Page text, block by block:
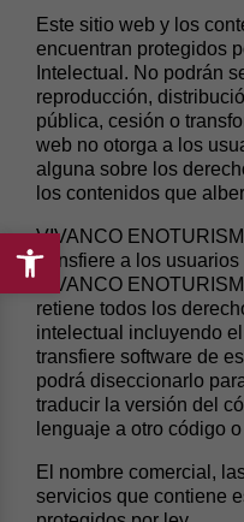
Este sitio web y los
encuentran protegidos
Intelectual. No podrán
reproducción,
pública, cesión o
web no otorga a los
alguna sobre los
los contenidos que
VIVANCO
transfiere a los
VIVANCO
retiene todos los
intelectual incluyendo
transfiere software de
podrá diseccionarlo
traducir la versión del
lenguaje a otro código
El nombre comercial,
servicios que contiene
Abrir
barra
de
herramientas